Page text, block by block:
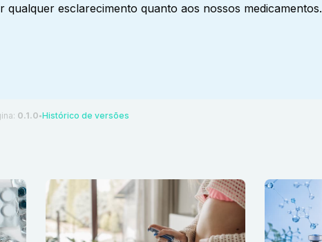
esclarecimento quanto aos nossos medicamentos.
0.1.0 ●Histórico de versões